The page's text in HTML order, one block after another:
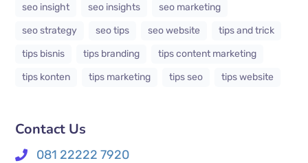
seo insight
seo insights
seo marketing
seo strategy
seo tips seo website
tips and trick
tips bisnis
tips branding
tips content marketing
tips konten
tips marketing tips seo tips website
Contact Us
081 22222 7920